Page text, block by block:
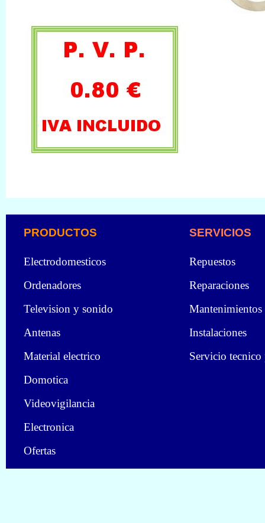
Electrodomesticos
Ordenadores
Television y sonido
Antenas
Material electrico
Domotica
Videovigilancia
Electronica
Ofertas
Repuestos
Reparaciones
Mantenimientos
Instalaciones
Servicio
SERVICIOS
PRODUCTOS